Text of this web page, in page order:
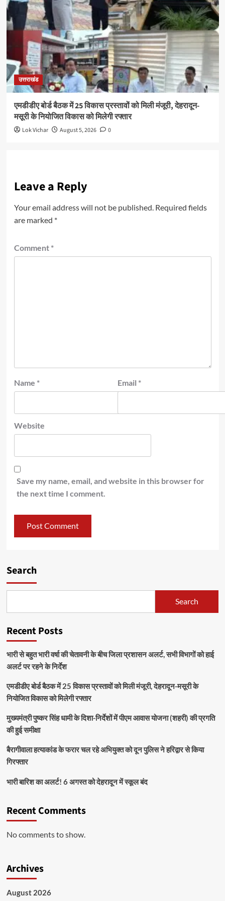
उत्तराखंड
एमडीडीए बोर्ड बैठक में 25 विकास प्रस्तावों को मिली मंजूरी, देहरादून-
मसूरी के नियोजित विकास को मिलेगी रफ्तार
Lok Vichar August 5, 2026 0
Leave a Reply
Your email address will not be published. Required fields
are marked *
Comment *
Name * Email *
Website
Save my name, email, and website in this browser for
the next time I comment.
Search
Search
Recent Posts
भारी से बहुत भारी वर्षा की चेतावनी के बीच जिला प्रशासन अलर्ट, सभी विभागों को हाई
अलर्ट पर रहने के निर्देश
एमडीडीए बोर्ड बैठक में 25 विकास प्रस्तावों को मिली मंजूरी, देहरादून-मसूरी के
नियोजित विकास को मिलेगी रफ्तार
मुख्यमंत्री पुष्कर सिंह धामी के दिशा-निर्देशों में पीएम आवास योजना (शहरी) की प्रगति
की हुई समीक्षा
बैरागीवाला हत्याकांड के फरार चल रहे अभियुक्त को दून पुलिस ने हरिद्वार से किया
गिरफ्तार
भारी बारिश का अलर्ट! 6 अगस्त को देहरादून में स्कूल बंद
Recent Comments
No comments to show.
Archives
August 2026